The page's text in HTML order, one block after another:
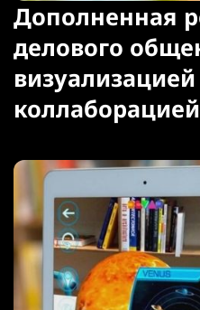
Дополненная
делового
коллаборацией